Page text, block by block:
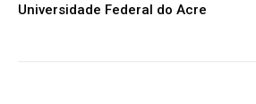
Universidade Federal do Acre